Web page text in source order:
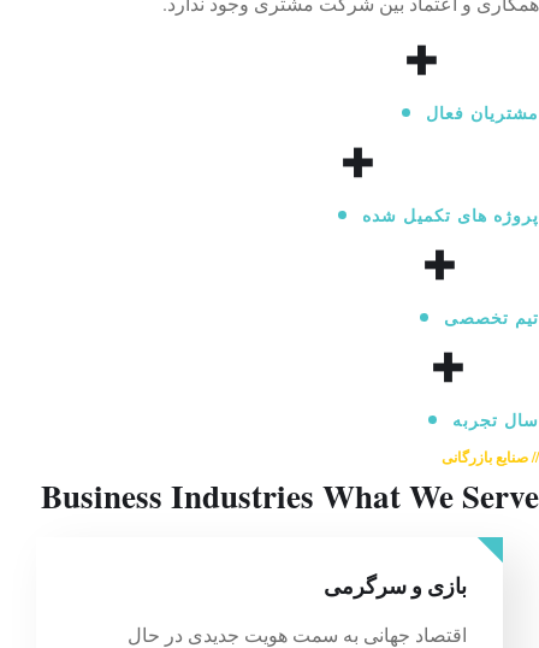
+
مشتریان فعال
+
پروژه های تکمیل شده
+
تیم تخصصی
+
سال تجربه
// صنایع بازرگانی
Business Industries What We Serve
بازی و سرگرمی
اقتصاد جهانی به سمت هویت جدیدی در حال